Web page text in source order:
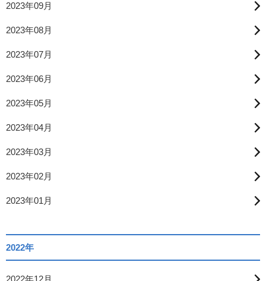
2023年09月
2023年08月
2023年07月
2023年06月
2023年05月
2023年04月
2023年03月
2023年02月
2023年01月
2022年